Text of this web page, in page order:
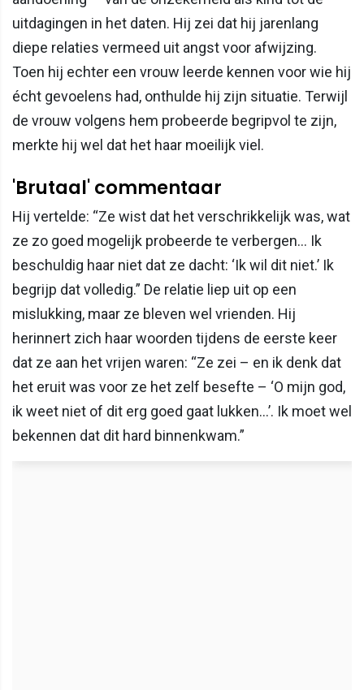
uitdagingen in het daten. Hij zei dat hij jarenlang
diepe relaties vermeed uit angst voor afwijzing.
Toen hij echter een vrouw leerde kennen voor wie hij
écht gevoelens had, onthulde hij zijn situatie. Terwijl
de vrouw volgens hem probeerde begripvol te zijn,
merkte hij wel dat het haar moeilijk viel.
'Brutaal' commentaar
Hij vertelde: “Ze wist dat het verschrikkelijk was, wat
ze zo goed mogelijk probeerde te verbergen… Ik
beschuldig haar niet dat ze dacht: ‘Ik wil dit niet.’ Ik
begrijp dat volledig.” De relatie liep uit op een
mislukking, maar ze bleven wel vrienden. Hij
herinnert zich haar woorden tijdens de eerste keer
dat ze aan het vrijen waren: “Ze zei – en ik denk dat
het eruit was voor ze het zelf besefte – ‘O mijn god,
ik weet niet of dit erg goed gaat lukken…’. Ik moet wel
bekennen dat dit hard binnenkwam.”